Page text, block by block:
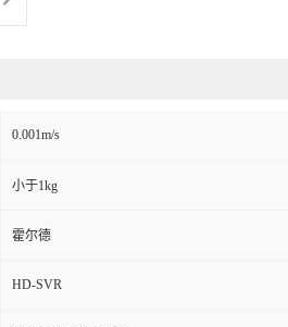
0.001m/s
小于1kg
霍尔德
HD-SVR